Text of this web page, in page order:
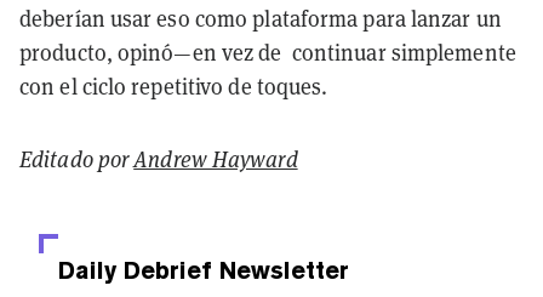
deberían usar eso como plataforma para lanzar un
producto, opinó—en vez de continuar simplemente
con el ciclo repetitivo de toques.
Editado porAndrew Hayward
Daily Debrief Newsletter